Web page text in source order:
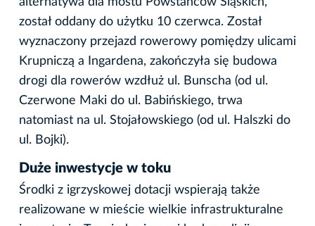
został oddany do użytku 10 czerwca. Został
wyznaczony przejazd rowerowy pomiędzy ulicami
Krupniczą a Ingardena, zakończyła się budowa
drogi dla rowerów wzdłuż ul. Bunscha (od ul.
Czerwone Maki do ul. Babińskiego, trwa
natomiast na ul. Stojałowskiego (od ul. Halszki do
ul. Bojki).
Duże inwestycje w toku
Środki z igrzyskowej dotacji wspierają także
realizowane w mieście wielkie infrastrukturalne